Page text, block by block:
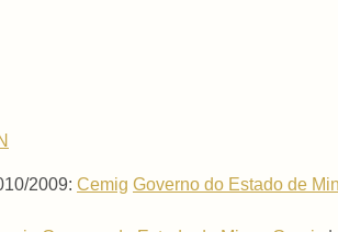
2009: Cemig Governo do Estado de